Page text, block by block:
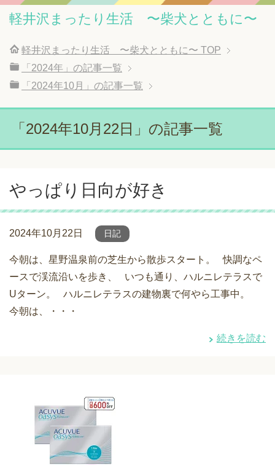
軽井沢まったり生活 〜柴犬とともに〜
軽井沢まったり生活 〜柴犬とともに〜 TOP
「2024年」の記事一覧
「2024年10月」の記事一覧
「2024年10月22日」の記事一覧
やっぱり日向が好き
2024年10月22日 日記
今朝は、星野温泉前の芝生から散歩スタート。 快調なペ
ースで渓流沿いを歩き、 いつも通り、ハルニレテラスで
Uターン。 ハルニレテラスの建物裏で何やら工事中。
今朝は、・・・
続きを読む